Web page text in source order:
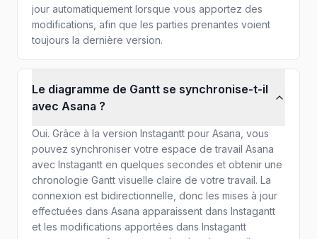
jour automatiquement lorsque vous apportez des
modifications, afin que les parties prenantes voient
toujours la dernière version.
Le diagramme de Gantt se synchronise-t-il
avec Asana ?
Oui. Grâce à la version Instagantt pour Asana, vous
pouvez synchroniser votre espace de travail Asana
avec Instagantt en quelques secondes et obtenir une
chronologie Gantt visuelle claire de votre travail. La
connexion est bidirectionnelle, donc les mises à jour
effectuées dans Asana apparaissent dans Instagantt
et les modifications apportées dans Instagantt